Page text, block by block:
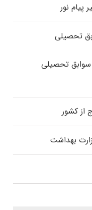
پیام نور
تحصیلی
سوابق تحصیلی
از کشور
بهداشت